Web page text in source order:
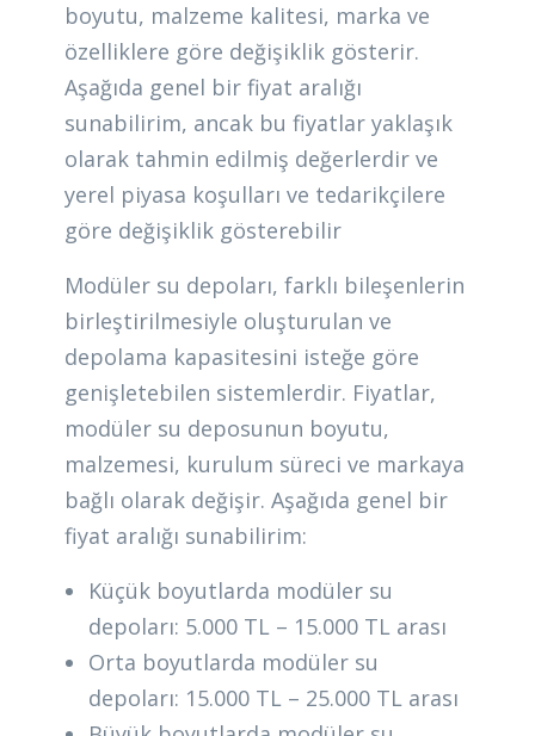
boyutu, malzeme kalitesi, marka ve
özelliklere göre değişiklik gösterir.
Aşağıda genel bir fiyat aralığı
sunabilirim, ancak bu fiyatlar yaklaşık
olarak tahmin edilmiş değerlerdir ve
yerel piyasa koşulları ve tedarikçilere
göre değişiklik gösterebilir
Modüler su depoları, farklı bileşenlerin
birleştirilmesiyle oluşturulan ve
depolama kapasitesini isteğe göre
genişletebilen sistemlerdir. Fiyatlar,
modüler su deposunun boyutu,
malzemesi, kurulum süreci ve markaya
bağlı olarak değişir. Aşağıda genel bir
fiyat aralığı sunabilirim:
Küçük boyutlarda modüler su
depoları: 5.000 TL – 15.000 TL arası
Orta boyutlarda modüler su
depoları: 15.000 TL – 25.000 TL arası